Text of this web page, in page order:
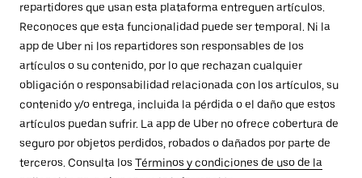
repartidores que usan esta plataforma entreguen artículos.
Reconoces que esta funcionalidad puede ser temporal. Ni la
app de Uber ni los repartidores son responsables de los
artículos o su contenido, por lo que rechazan cualquier
obligación o responsabilidad relacionada con los artículos, su
contenido y/o entrega, incluida la pérdida o el daño que estos
artículos puedan sufrir. La app de Uber no ofrece cobertura de
seguro por objetos perdidos, robados o dañados por parte de
terceros. Consulta los Términos y condiciones de uso de la